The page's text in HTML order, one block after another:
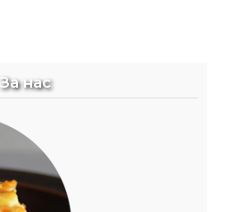
За нас